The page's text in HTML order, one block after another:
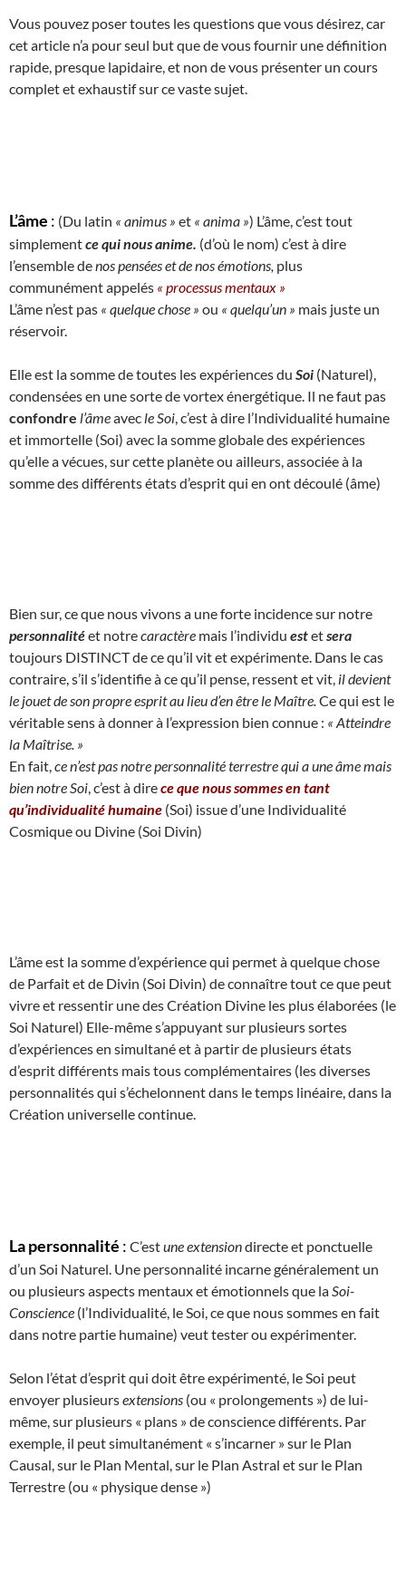
Vous pouvez poser toutes les questions que vous désirez, car
cet article n’a pour seul but que de vous fournir une définition
rapide, presque lapidaire, et non de vous présenter un cours
complet et exhaustif sur ce vaste sujet.
L’âme : (Du latin « animus » et « anima ») L’âme, c’est tout
simplementce qui nous anime. (d’où le nom) c’est à dire
l’ensemble denos pensées et de nos émotions, plus
communément appelés « processus mentaux »
L’âme n’est pas « quelque chose » ou « quelqu’un » mais juste un
réservoir.
Elle est la somme de toutes les expériences du Soi (Naturel),
condensées en une sorte de vortex énergétique. Il ne faut pas
confondre l’âmeavec le Soi , c’est à dire l’Individualité humaine
et immortelle (Soi) avec la somme globale des expériences
qu’elle a vécues, sur cette planète ou ailleurs, associée à la
somme des différents états d’esprit qui en ont découlé (âme)
Bien sur, ce que nous vivons a une forte incidence sur notre
personnalitéet notrecaractère mais l’individu estetsera
toujours DISTINCT de ce qu’il vit et expérimente. Dans le cas
contraire, s’il s’identifie à ce qu’il pense, ressent et vit, il devient
le jouet de son propre esprit au lieu d’en être le Maître. Ce qui est le
véritable sens à donner à l’expression bien connue : « Atteindre
la Maîtrise. »
En fait, ce n’est pas notre personnalité terrestre qui a une âme mais
bien notre Soi , c’est à direce que nous sommes en tant
qu’individualité humaine (Soi) issue d’une Individualité
Cosmique ou Divine (Soi Divin)
L’âme est la somme d’expérience qui permet à quelque chose
de Parfait et de Divin (Soi Divin) de connaître tout ce que peut
vivre et ressentir une des Création Divine les plus élaborées (le
Soi Naturel) Elle-même s’appuyant sur plusieurs sortes
d’expériences en simultané et à partir de plusieurs états
d’esprit différents mais tous complémentaires (les diverses
personnalités qui s’échelonnent dans le temps linéaire, dans la
Création universelle continue.
La personnalité : C’estune extensiondirecte et ponctuelle
d’un Soi Naturel. Une personnalité incarne généralement un
ou plusieurs aspects mentaux et émotionnels que la Soi-
Conscience (l’Individualité, le Soi, ce que nous sommes en fait
dans notre partie humaine) veut tester ou expérimenter.
Selon l’état d’esprit qui doit être expérimenté, le Soi peut
envoyer plusieursextensions (ou « prolongements ») de lui-
même, sur plusieurs « plans » de conscience différents. Par
exemple, il peut simultanément « s’incarner » sur le Plan
Causal, sur le Plan Mental, sur le Plan Astral et sur le Plan
Terrestre (ou « physique dense »)